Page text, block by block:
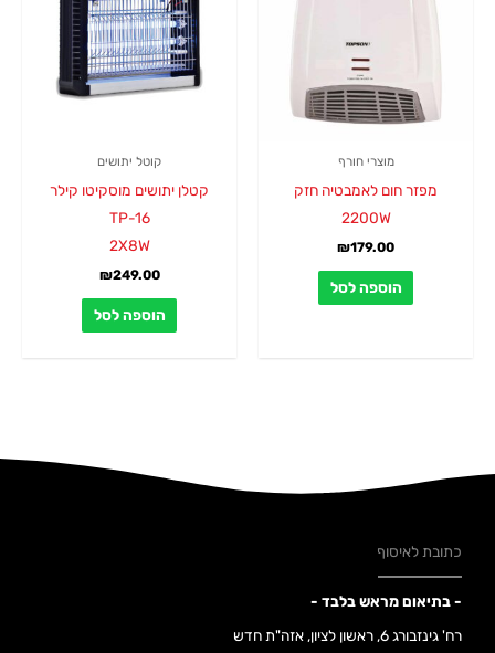
מוצרי חורף
מפזר חום לאמבטיה חזק
2200W
₪179.00
הוספה לסל
קוטל יתושים
קטלן יתושים מוסקיטו קילר
TP-16
2X8W
₪249.00
הוספה לסל
כתובת לאיסוף
- בתיאום מראש בלבד -
רח' גינזבורג 6, ראשון לציון, אזה"ת חדש